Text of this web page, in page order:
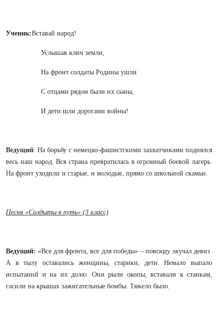
Ученик:Вставай народ!
Услышав клич земли,
На фронт солдаты Родины ушли
С отцами рядом были их сыны,
И дети шли дорогами войны!
Ведущий: На борьбу с немецко-фашистскими захватчиками поднялся
весь наш народ. Вся страна превратилась в огромный боевой лагерь.
На фронт уходили и старые, и молодые, прямо со школьной скамьи.
Песня «Солдыты в путь» (3 класс)
Ведущий: «Все для фронта, все для победы» – повсюду звучал девиз.
А в тылу оставались женщины, старики, дети. Немало выпало
испытаний и на их долю. Они рыли окопы, вставали к станкам,
гасили на крышах зажигательные бомбы. Тяжело было.